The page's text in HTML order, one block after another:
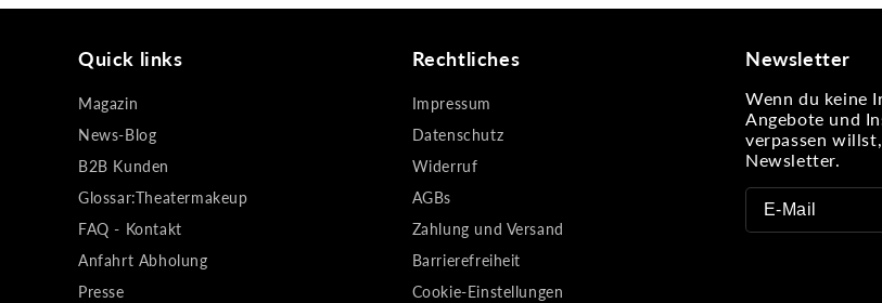
Quick links
Magazin
News-Blog
B2B Kunden
Glossar:Theatermakeup
FAQ - Kontakt
Anfahrt Abholung
Presse
Rechtliches
Impressum
Datenschutz
Widerruf
AGBs
Zahlung und Versand
Barrierefreiheit
Cookie-Einstellungen
Newsletter
Wenn du keine
Angebote und
verpassen
Newsletter.